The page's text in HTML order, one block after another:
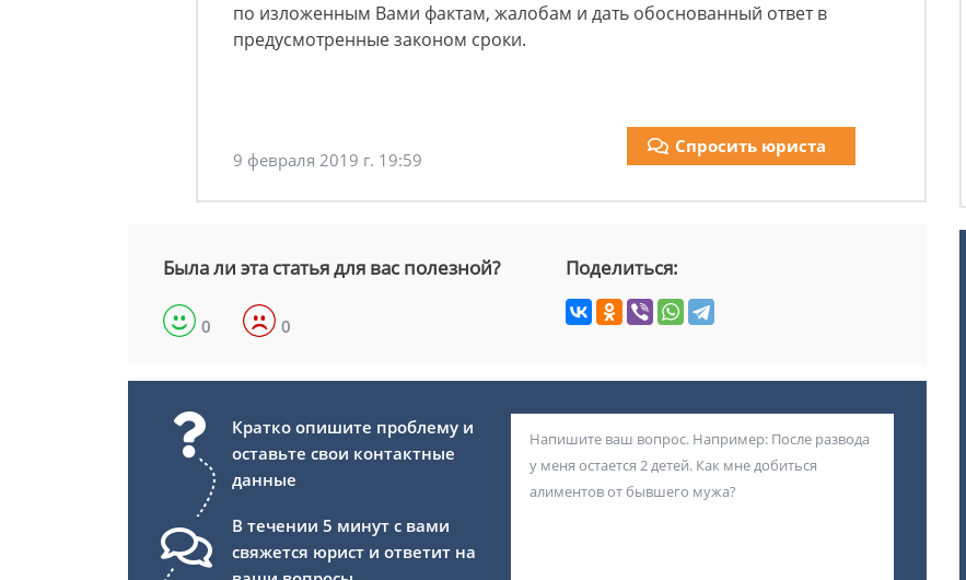
по изложенным Вами фактам, жалобам и дать обоснованный ответ в
предусмотренные законом сроки.
9 февраля 2019 г. 19:59
Спросить юриста
Была ли эта статья для вас полезной?
0 0
Поделиться:
Кратко опишите проблему и
оставьте свои контактные
данные
В течении 5 минут с вами
свяжется юрист и ответит на